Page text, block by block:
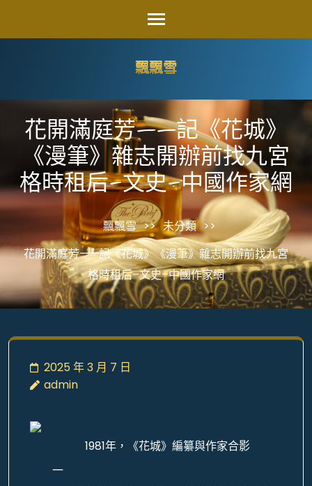
飄飄雪
花開滿庭芳——記《花城》
《漫筆》雜志開辦前找九宮
格時租后–文史–中國作家網
飄飄雪 >> 未分類 >>
花開滿庭芳——記《花城》《漫筆》雜志開辦前找九宮
格時租后–文史–中國作家網
2025 年 3 月 7 日
admin
1981年，《花城》編纂與作家合影
一